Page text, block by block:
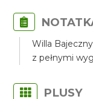
Willa
z pełnymi
PLUSY